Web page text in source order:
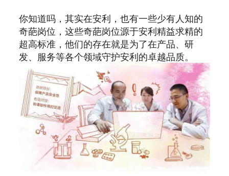
你知道吗，其实在安利，也有一些少有人知的
奇葩岗位，这些奇葩岗位源于安利精益求精的
超高标准，他们的存在就是为了在产品、研
发、服务等各个领域守护安利的卓越品质。